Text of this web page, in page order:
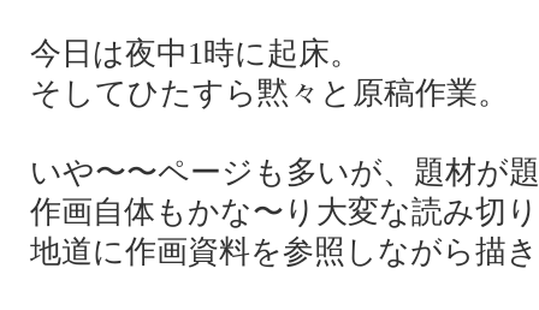
今日は夜中1時に起床。
そしてひたすら黙々と原稿作業。
いや〜〜ページも多いが、題材が
作画自体もかな〜り大変な読み切
地道に作画資料を参照しながら